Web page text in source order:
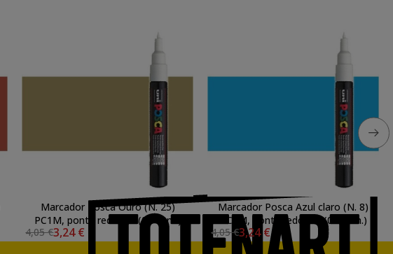
Marcador Posca Ouro (N. 25)
PC1M, ponta redonda (0.7 mm.)
4,05 €3,24 €
Marcador Posca Azul claro (N. 8)
PC1M, ponta redonda (0.7 mm.)
4,05 €3,24 €